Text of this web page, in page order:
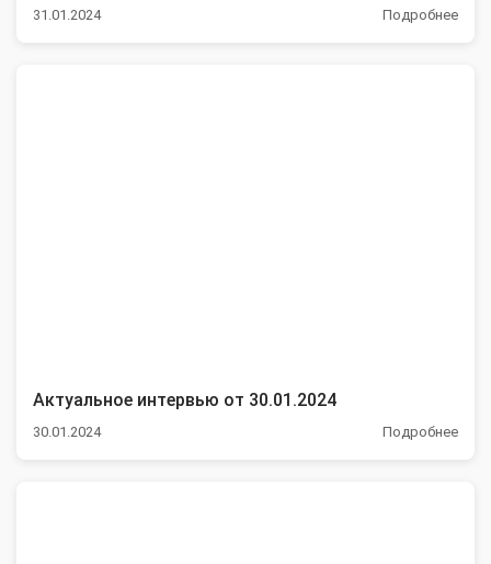
31.01.2024 Подробнее
Актуальное интервью от 30.01.2024
30.01.2024 Подробнее